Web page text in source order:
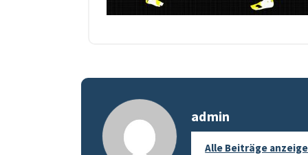
admin
Alle Beiträge